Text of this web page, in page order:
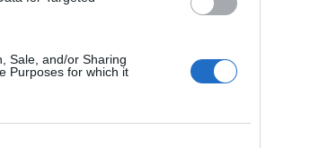
Sale, and/or Sharing
Purposes for which it
Vous gagnez en sérénité, en temps et en